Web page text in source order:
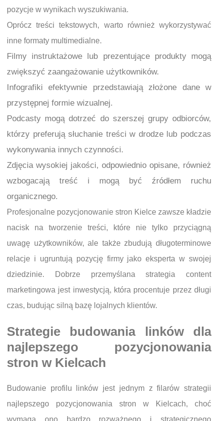
pozycje w wynikach wyszukiwania.
Oprócz treści tekstowych, warto również wykorzystywać
inne formaty multimedialne.
Filmy instruktażowe lub prezentujące produkty mogą
zwiększyć zaangażowanie użytkowników.
Infografiki efektywnie przedstawiają złożone dane w
przystępnej formie wizualnej.
Podcasty mogą dotrzeć do szerszej grupy odbiorców,
którzy preferują słuchanie treści w drodze lub podczas
wykonywania innych czynności.
Zdjęcia wysokiej jakości, odpowiednio opisane, również
wzbogacają treść i mogą być źródłem ruchu
organicznego.
Profesjonalne pozycjonowanie stron Kielce zawsze kładzie
nacisk na tworzenie treści, które nie tylko przyciągną
uwagę użytkowników, ale także zbudują długoterminowe
relacje i ugruntują pozycję firmy jako eksperta w swojej
dziedzinie. Dobrze przemyślana strategia content
marketingowa jest inwestycją, która procentuje przez długi
czas, budując silną bazę lojalnych klientów.
Strategie budowania linków dla
najlepszego pozycjonowania
stron w Kielcach
Budowanie profilu linków jest jednym z filarów strategii
najlepszego pozycjonowania stron w Kielcach, choć